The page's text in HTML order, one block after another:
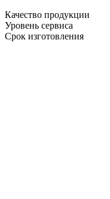
Качество продукции
Уровень сервиса
Срок изготовления